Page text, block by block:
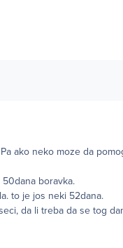
ako neko moze da
boravka.
to je jos neki 52dana.
da li treba da se tog